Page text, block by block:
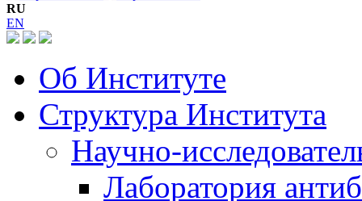
RU
EN
Об Институте
Структура Института
Научно-
Лаборатория